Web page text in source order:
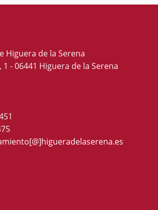
Higuera de la Serena
1 - 06441 Higuera de la Serena